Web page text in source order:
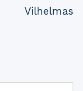
Vilhelmas